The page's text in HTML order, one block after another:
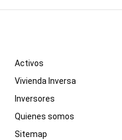
Activos
Vivienda Inversa
Inversores
Quienes somos
Sitemap